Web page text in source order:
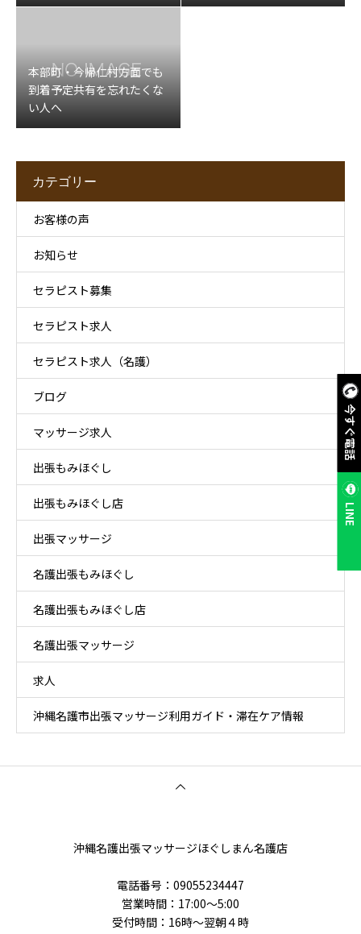
今すぐ電話
LINE
本部町・今帰仁村方面でも
到着予定共有を忘れたくな
い人へ
カテゴリー
お客様の声
お知らせ
セラピスト募集
セラピスト求人
セラピスト求人（名護）
ブログ
マッサージ求人
出張もみほぐし
出張もみほぐし店
出張マッサージ
名護出張もみほぐし
名護出張もみほぐし店
名護出張マッサージ
求人
沖縄名護市出張マッサージ利用ガイド・滞在ケア情報
沖縄名護出張マッサージほぐしまん名護店
電話番号‭：09055234447
営業時間：17:00～5:00
受付時間：16時〜翌朝４時